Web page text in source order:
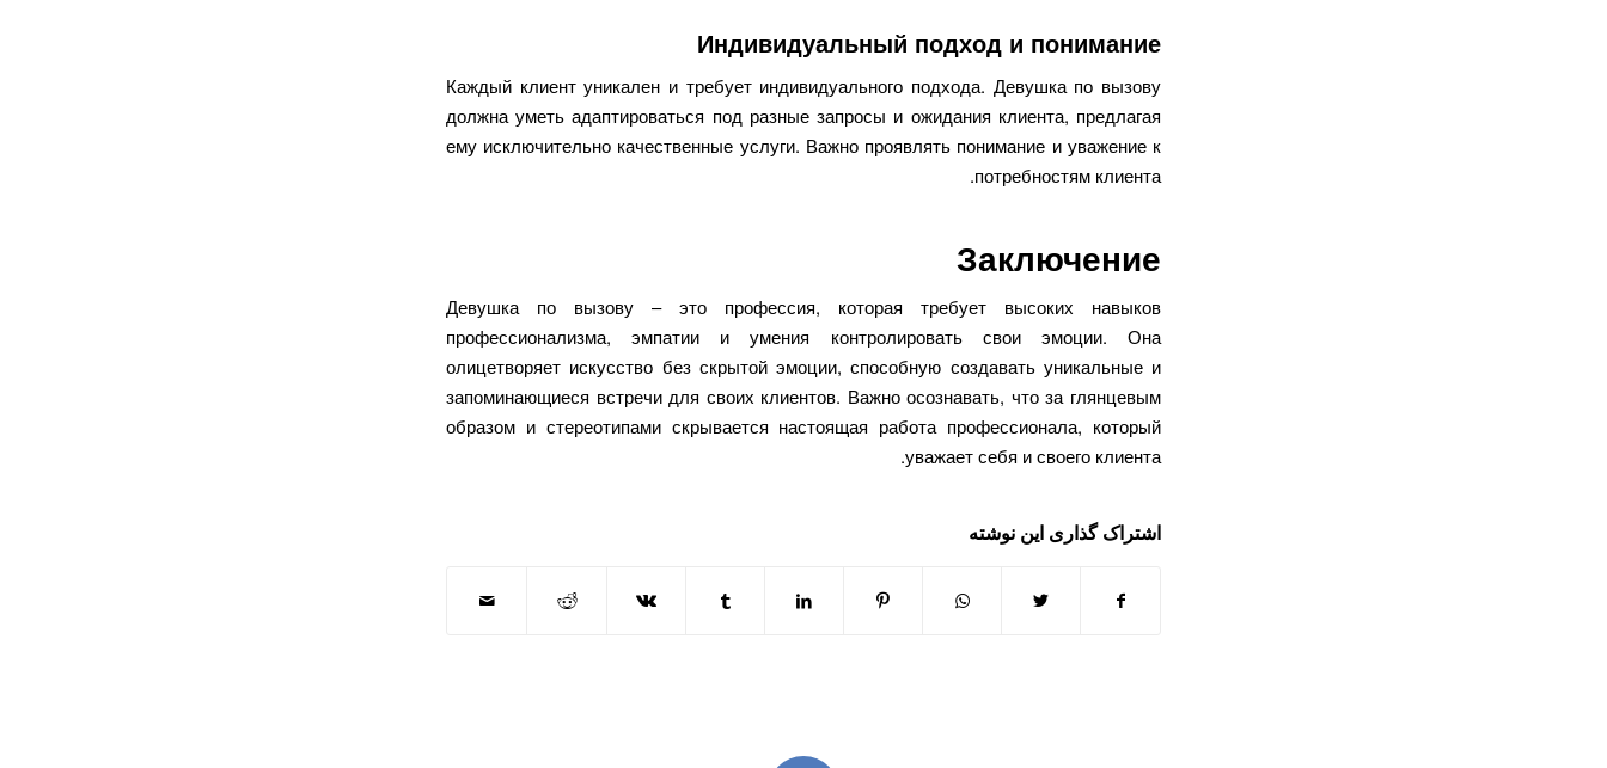
Индивидуальный подход и понимание
Каждый клиент уникален и требует индивидуального подхода. Девушка по вызову
должна уметь адаптироваться под разные запросы и ожидания клиента, предлагая
ему исключительно качественные услуги. Важно проявлять понимание и уважение к
потребностям клиента.
Заключение
Девушка по вызову – это профессия, которая требует высоких навыков
профессионализма, эмпатии и умения контролировать свои эмоции. Она
олицетворяет искусство без скрытой эмоции, способную создавать уникальные и
запоминающиеся встречи для своих клиентов. Важно осознавать, что за глянцевым
образом и стереотипами скрывается настоящая работа профессионала, который
уважает себя и своего клиента.
اشتراک گذاری این نوشته